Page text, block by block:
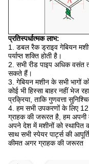
प्रतिस्पर्धात्मक लाभ:
1. डबल रैक ड्राइव गेबियन
पर्याप्त शक्ति होती है।
2. सभी रीड पाइप अधिक वसंत
सकते हैं।
3. गेबियन मशीन के सभी भागों
कोई भी हिस्सा बाहर नहीं भेज
प्रक्रिया, ताकि गुणवत्ता
4. हम सभी उपकरणों के लिए
ग्राहक की जरूरत है, हम अपनी
अपने देश में मशीनों को स्थापित
साथ सभी स्पेयर पार्ट्स की
कीमत अगर ग्राहक की जरूरत